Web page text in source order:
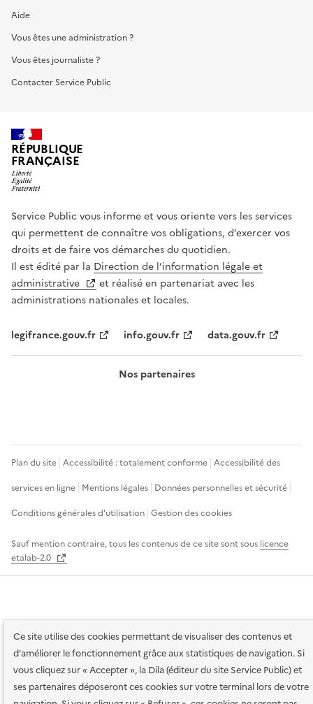
Ce site utilise des cookies permettant de visualiser des contenus et
d'améliorer le fonctionnement grâce aux statistiques de navigation. Si
vous cliquez sur « Accepter », la Dila (éditeur du site Service Public) et
ses partenaires déposeront ces cookies sur votre terminal lors de votre
Aide
Vous êtes une administration ?
Vous êtes journaliste ?
Contacter Service Public
RÉPUBLIQUE
FRANÇAISE
Service Public vous informe et vous oriente vers les services
qui permettent de connaître vos obligations, d’exercer vos
droits et de faire vos démarches du quotidien.
Il est édité par la Direction de l’information légale et
administrative
et réalisé en partenariat avec les
administrations nationales et locales.
legifrance.gouv.fr info.gouv.fr data.gouv.fr
Nos partenaires
Plan du site Accessibilité : totalement conforme Accessibilité des
services en ligne Mentions légales Données personnelles et sécurité
Conditions générales d'utilisation Gestion des cookies
Sauf mention contraire, tous les contenus de ce site sont sous licence
etalab-2.0